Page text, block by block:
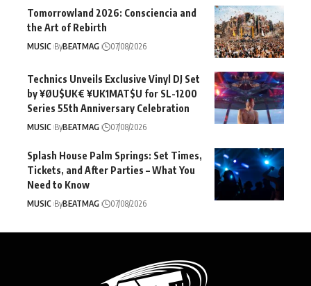
Tomorrowland 2026: Consciencia and
the Art of Rebirth
MUSIC ByBEATMAG 07/08/2026
Technics Unveils Exclusive Vinyl DJ Set
by ¥ØU$UK€ ¥UK1MAT$U for SL-1200
Series 55th Anniversary Celebration
MUSIC ByBEATMAG 07/08/2026
Splash House Palm Springs: Set Times,
Tickets, and After Parties – What You
Need to Know
MUSIC ByBEATMAG 07/08/2026